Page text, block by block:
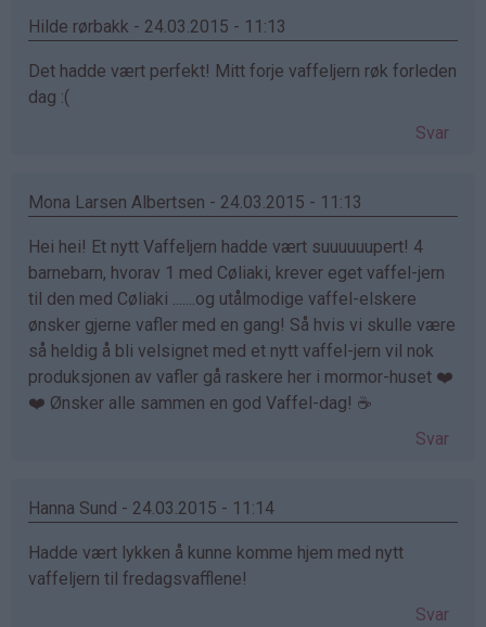
Hilde rørbakk - 24.03.2015 - 11:13
Det hadde vært perfekt! Mitt forje vaffeljern røk forleden
dag :(
Svar
Mona Larsen Albertsen - 24.03.2015 - 11:13
Hei hei! Et nytt Vaffeljern hadde vært suuuuuupert! 4
barnebarn, hvorav 1 med Cøliaki, krever eget vaffel-jern
til den med Cøliaki .......og utålmodige vaffel-elskere
ønsker gjerne vafler med en gang! Så hvis vi skulle være
så heldig å bli velsignet med et nytt vaffel-jern vil nok
produksjonen av vafler gå raskere her i mormor-huset ❤️
❤️ Ønsker alle sammen en god Vaffel-dag! ☕️
Svar
Hanna Sund - 24.03.2015 - 11:14
Hadde vært lykken å kunne komme hjem med nytt
vaffeljern til fredagsvafflene!
Svar